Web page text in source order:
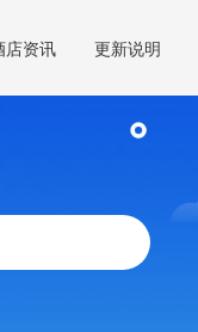
店资讯 更新说明